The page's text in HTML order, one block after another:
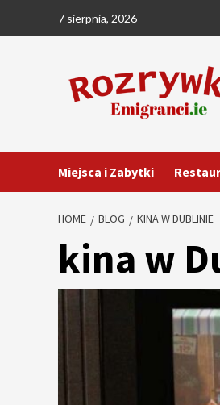
7 sierpnia, 2026
Miejsca i Zabytki
HOME BLOG KINA W DUBLINIE
kina w